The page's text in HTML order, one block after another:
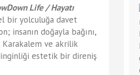
Life / Hayatı
bir yolculuğa davet
insanın doğayla bağını,
Karakalem ve akrilik
estetik bir direniş